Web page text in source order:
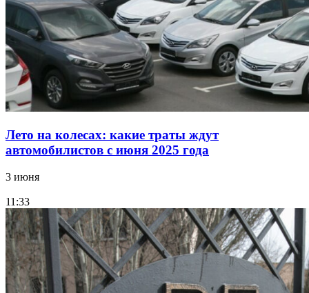
Лето на колесах: какие траты ждут
автомобилистов с июня 2025 года
3 июня
11:33